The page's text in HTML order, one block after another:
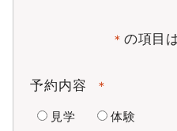
本スタジオの主旨に賛同し
を遵守できる方。
未成年者の場合には親権者
心臓病・高血圧・皮膚病・
＊ の項目
予約内容 ＊
見学 体験